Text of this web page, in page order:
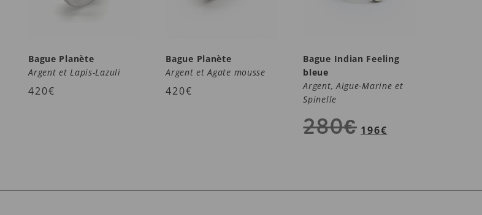
Bague Planète
Argent et Lapis-Lazuli
420€
Bague Planète
Argent et Agate mousse
420€
Bague Indian Feeling
bleue
Argent, Aigue-Marine et
Spinelle
280€ 196€